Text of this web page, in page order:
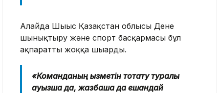
Алайда Шығыс Қазақстан облысы Дене
шынықтыру және спорт басқармасы бұл
ақпаратты жоққа шығарды.
«Команданың қызметін тоқтату туралы
ауызша да, жазбаша да ешқандай